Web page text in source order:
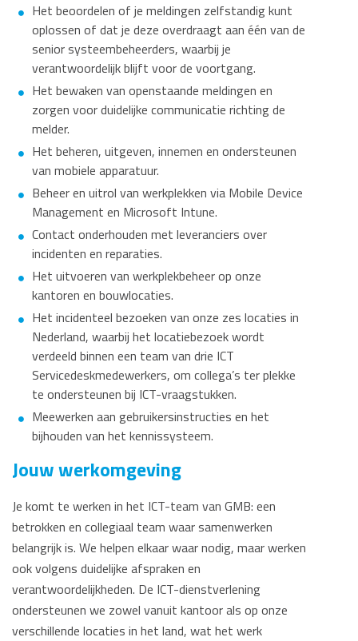
Het beoordelen of je meldingen zelfstandig kunt
oplossen of dat je deze overdraagt aan één van de
senior systeembeheerders, waarbij je
verantwoordelijk blijft voor de voortgang.
Het bewaken van openstaande meldingen en
zorgen voor duidelijke communicatie richting de
melder.
Het beheren, uitgeven, innemen en ondersteunen
van mobiele apparatuur.
Beheer en uitrol van werkplekken via Mobile Device
Management en Microsoft Intune.
Contact onderhouden met leveranciers over
incidenten en reparaties.
Het uitvoeren van werkplekbeheer op onze
kantoren en bouwlocaties.
Het incidenteel bezoeken van onze zes locaties in
Nederland, waarbij het locatiebezoek wordt
verdeeld binnen een team van drie ICT
Servicedeskmedewerkers, om collega’s ter plekke
te ondersteunen bij ICT-vraagstukken.
Meewerken aan gebruikersinstructies en het
bijhouden van het kennissysteem.
Jouw werkomgeving
Je komt te werken in het ICT-team van GMB: een
betrokken en collegiaal team waar samenwerken
belangrijk is. We helpen elkaar waar nodig, maar werken
ook volgens duidelijke afspraken en
verantwoordelijkheden. De ICT-dienstverlening
ondersteunen we zowel vanuit kantoor als op onze
verschillende locaties in het land, wat het werk